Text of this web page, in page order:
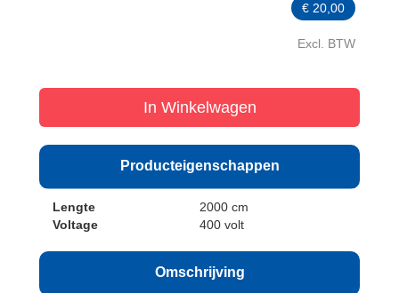
€ 20,00
Excl. BTW
In Winkelwagen
Producteigenschappen
Lengte
2000 cm
Voltage
400 volt
Omschrijving